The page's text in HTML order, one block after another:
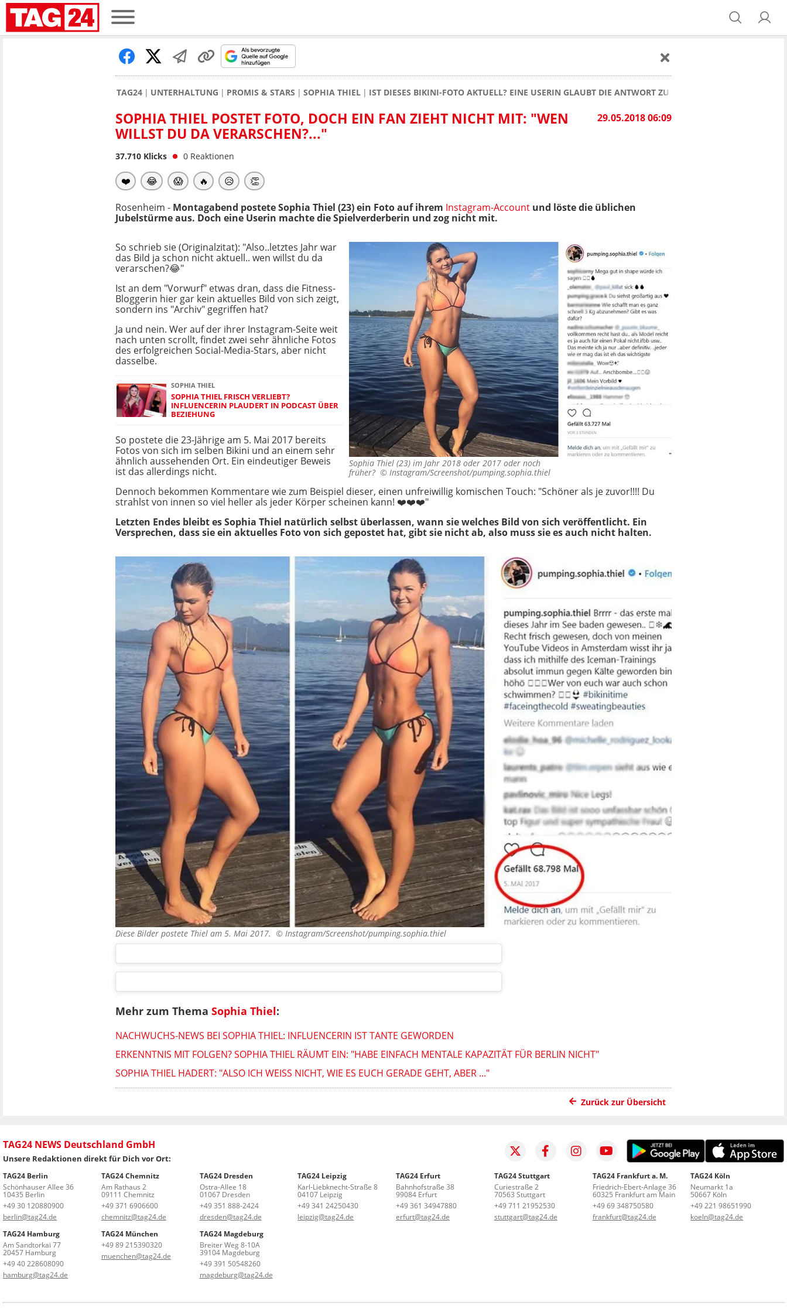
TAG24 UNTERHALTUNG PROMIS & STARS SOPHIA THIEL IST DIESES BIKINI-FOTO AKTUELL? EINE USERIN GLAUBT DIE ANTWORT ZU KENNEN
29.05.2018 06:09
SOPHIA THIEL POSTET FOTO, DOCH EIN FAN ZIEHT NICHT MIT: "WEN
WILLST DU DA VERARSCHEN?..."
37.710 Klicks 0 Reaktionen
❤️ 😂 😱 🔥 😥 👏
Rosenheim - Montagabend postete Sophia Thiel (23) ein Foto auf ihrem Instagram-Account und löste die üblichen
Jubelstürme aus. Doch eine Userin machte die Spielverderberin und zog nicht mit.
Sophia Thiel (23) im Jahr 2018 oder 2017 oder noch
früher? © Instagram/Screenshot/pumping.sophia.thiel
So schrieb sie (Originalzitat): "Also..letztes Jahr war
das Bild ja schon nicht aktuell.. wen willst du da
verarschen?😂"
Ist an dem "Vorwurf" etwas dran, dass die Fitness-
Bloggerin hier gar kein aktuelles Bild von sich zeigt,
sondern ins "Archiv" gegriffen hat?
Ja und nein. Wer auf der ihrer Instagram-Seite weit
nach unten scrollt, findet zwei sehr ähnliche Fotos
des erfolgreichen Social-Media-Stars, aber nicht
dasselbe.
SOPHIA THIEL
SOPHIA THIEL FRISCH VERLIEBT?
INFLUENCERIN PLAUDERT IN PODCAST ÜBER
BEZIEHUNG
So postete die 23-Jährige am 5. Mai 2017 bereits
Fotos von sich im selben Bikini und an einem sehr
ähnlich aussehenden Ort. Ein eindeutiger Beweis
ist das allerdings nicht.
Dennoch bekommen Kommentare wie zum Beispiel dieser, einen unfreiwillig komischen Touch: "Schöner als je zuvor!!!! Du
strahlst von innen so viel heller als jeder Körper scheinen kann! ❤️❤️❤️"
Letzten Endes bleibt es Sophia Thiel natürlich selbst überlassen, wann sie welches Bild von sich veröffentlicht. Ein
Versprechen, dass sie ein aktuelles Foto von sich gepostet hat, gibt sie nicht ab, also muss sie es auch nicht halten.
Diese Bilder postete Thiel am 5. Mai 2017. © Instagram/Screenshot/pumping.sophia.thiel
Mehr zum Thema Sophia Thiel:
NACHWUCHS-NEWS BEI SOPHIA THIEL: INFLUENCERIN IST TANTE GEWORDEN
ERKENNTNIS MIT FOLGEN? SOPHIA THIEL RÄUMT EIN: "HABE EINFACH MENTALE KAPAZITÄT FÜR BERLIN NICHT"
SOPHIA THIEL HADERT: "ALSO ICH WEISS NICHT, WIE ES EUCH GERADE GEHT, ABER ..."
Zurück zur Übersicht
TAG24 NEWS Deutschland GmbH
Unsere Redaktionen direkt für Dich vor Ort:
TAG24 Berlin
Schönhauser Allee 36
10435 Berlin
+49 30 120880900
berlin@tag24.de
TAG24 Chemnitz
Am Rathaus 2
09111 Chemnitz
+49 371 6906600
chemnitz@tag24.de
TAG24 Dresden
Ostra-Allee 18
01067 Dresden
+49 351 888-2424
dresden@tag24.de
TAG24 Leipzig
Karl-Liebknecht-Straße 8
04107 Leipzig
+49 341 24250430
leipzig@tag24.de
TAG24 Erfurt
Bahnhofstraße 38
99084 Erfurt
+49 361 34947880
erfurt@tag24.de
TAG24 Stuttgart
Curiestraße 2
70563 Stuttgart
+49 711 21952530
stuttgart@tag24.de
TAG24 Frankfurt a. M.
Friedrich-Ebert-Anlage 36
60325 Frankfurt am Main
+49 69 348750580
frankfurt@tag24.de
TAG24 Köln
Neumarkt 1a
50667 Köln
+49 221 98651990
koeln@tag24.de
TAG24 Hamburg
Am Sandtorkai 77
20457 Hamburg
+49 40 228608090
hamburg@tag24.de
TAG24 München
+49 89 215390320
muenchen@tag24.de
TAG24 Magdeburg
Breiter Weg 8-10A
39104 Magdeburg
+49 391 50548260
magdeburg@tag24.de